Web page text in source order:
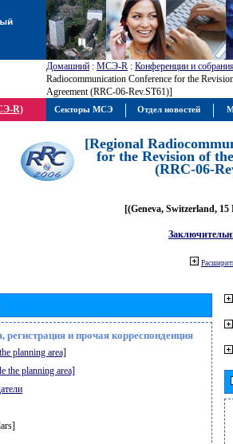
Домашний : МСЭ-R : Конференции и
Radiocommunication Conference for the
Agreement (RRC-06-Rev.ST61)]
R)
[Regional
for the Revision of
(RRC-06-
[(Geneva, Switzerland, 15
и прочая корреспонденция
planning area]
the planning area]
Секторы МСЭ Отдел новостей